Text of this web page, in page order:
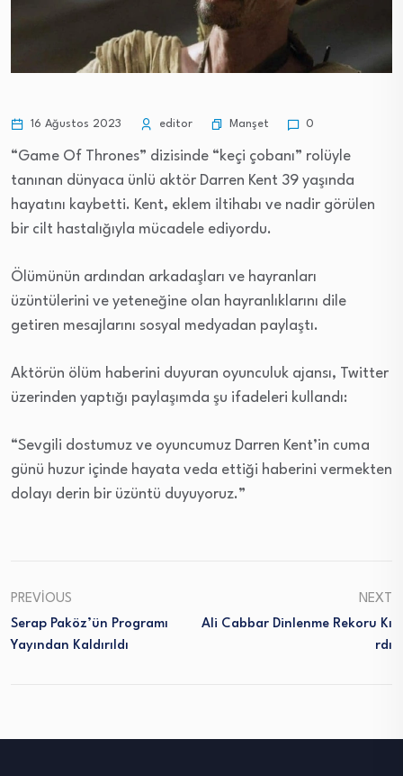
16 Ağustos 2023 editor Manşet 0
“Game Of Thrones” dizisinde “keçi çobanı” rolüyle
tanınan dünyaca ünlü aktör Darren Kent 39 yaşında
hayatını kaybetti. Kent, eklem iltihabı ve nadir görülen
bir cilt hastalığıyla mücadele ediyordu.
Ölümünün ardından arkadaşları ve hayranları
üzüntülerini ve yeteneğine olan hayranlıklarını dile
getiren mesajlarını sosyal medyadan paylaştı.
Aktörün ölüm haberini duyuran oyunculuk ajansı, Twitter
üzerinden yaptığı paylaşımda şu ifadeleri kullandı:
“Sevgili dostumuz ve oyuncumuz Darren Kent’in cuma
günü huzur içinde hayata veda ettiği haberini vermekten
dolayı derin bir üzüntü duyuyoruz.”
PREVIOUS
Serap Paköz’ün Programı
Yayından Kaldırıldı
NEXT
Ali Cabbar Dinlenme Rekoru Kı
Rdı